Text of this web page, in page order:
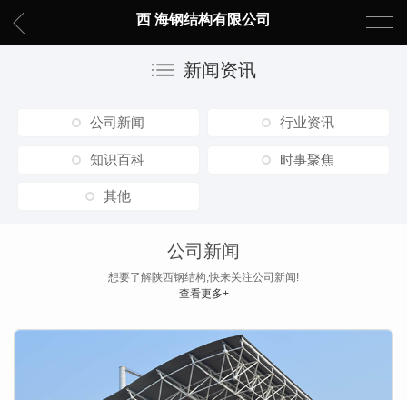
西 海钢结构有限公司
新闻资讯
公司新闻 行业资讯
知识百科 时事聚焦
其他
公司新闻
想要了解陕西钢结构,快来关注公司新闻!
查看更多+